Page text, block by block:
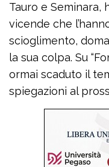
Tauro e
vicende che
scioglimento,
la sua colpa. Su
ormai scaduto il
spiegazioni al